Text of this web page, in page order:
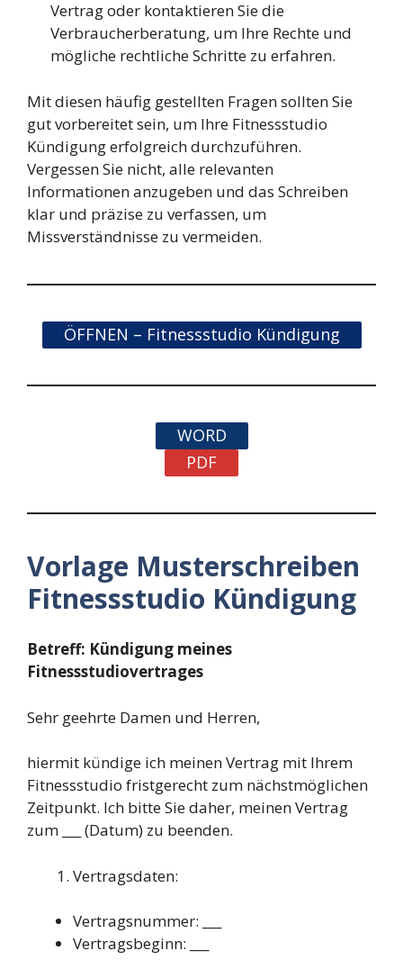
Vertrag oder kontaktieren Sie die
Verbraucherberatung, um Ihre Rechte und
mögliche rechtliche Schritte zu erfahren.
Mit diesen häufig gestellten Fragen sollten Sie
gut vorbereitet sein, um Ihre Fitnessstudio
Kündigung erfolgreich durchzuführen.
Vergessen Sie nicht, alle relevanten
Informationen anzugeben und das Schreiben
klar und präzise zu verfassen, um
Missverständnisse zu vermeiden.
ÖFFNEN – Fitnessstudio Kündigung
WORD
PDF
Vorlage Musterschreiben
Fitnessstudio Kündigung
Betreff: Kündigung meines
Fitnessstudiovertrages
Sehr geehrte Damen und Herren,
hiermit kündige ich meinen Vertrag mit Ihrem
Fitnessstudio fristgerecht zum nächstmöglichen
Zeitpunkt. Ich bitte Sie daher, meinen Vertrag
zum ___ (Datum) zu beenden.
Vertragsdaten:
Vertragsnummer: ___
Vertragsbeginn: ___